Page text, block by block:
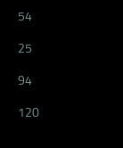
54
25
94
120